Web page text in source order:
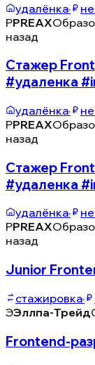
удалёнка·
PPREAX
назад
Стажер
#удаленка
удалёнка·
PPREAX
назад
Стажер
#удаленка
удалёнка·
PPREAX
назад
Junior
стажировка·
ЭЭллпа-Трейд
Frontend-